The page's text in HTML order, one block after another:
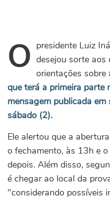
Opresidente Luiz
desejou sorte aos
orientações sobre
que terá a primeira parte
mensagem publicada
sábado (2).
Ele alertou que a
o fechamento, às 13h e
depois. Além disso,
é chegar ao local da
"considerando possíveis